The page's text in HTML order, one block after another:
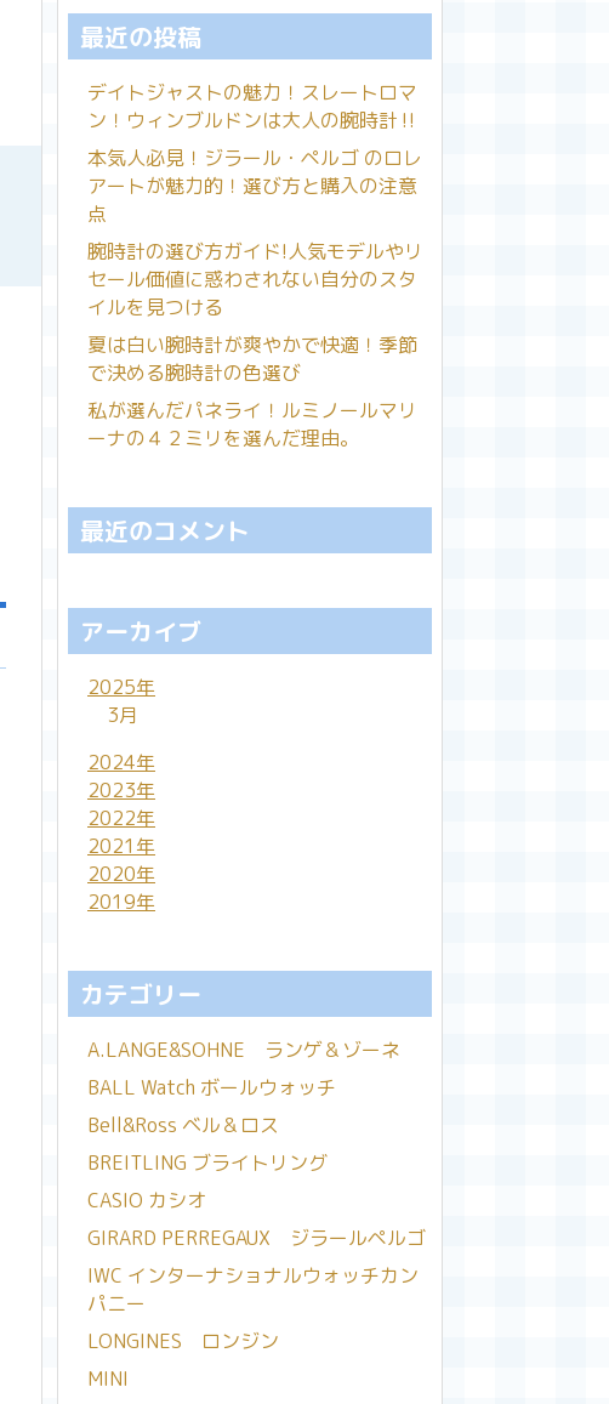
最近の投稿
デイトジャストの魅力！スレートロマ
ン！ウィンブルドンは大人の腕時計‼️
本気人必見！ジラール・ペルゴ のロレ
アートが魅力的！選び方と購入の注意
点
腕時計の選び方ガイド!人気モデルやリ
セール価値に惑わされない自分のスタ
イルを見つける
夏は白い腕時計が爽やかで快適！季節
で決める腕時計の色選び
私が選んだパネライ！ルミノールマリ
ーナの４２ミリを選んだ理由。
最近のコメント
アーカイブ
2025年
3月
2024年
2023年
2022年
2021年
2020年
2019年
カテゴリー
A.LANGE&SOHNE ランゲ＆ゾーネ
BALL Watch ボールウォッチ
Bell&Ross ベル＆ロス
BREITLING ブライトリング
CASIO カシオ
GIRARD PERREGAUX ジラールペルゴ
IWC インターナショナルウォッチカン
パニー
LONGINES ロンジン
MINI